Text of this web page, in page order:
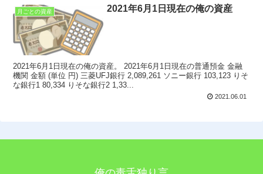
月ごとの資産 2021年6月1日現在の俺の資産
2021年6月1日現在の俺の資産。 2021年6月1日現在の普通預金 金融
機関 金額 (単位 円) 三菱UFJ銀行 2,089,261 ソニー銀行 103,123 りそ
な銀行1 80,334 りそな銀行2 1,33...
2021.06.01